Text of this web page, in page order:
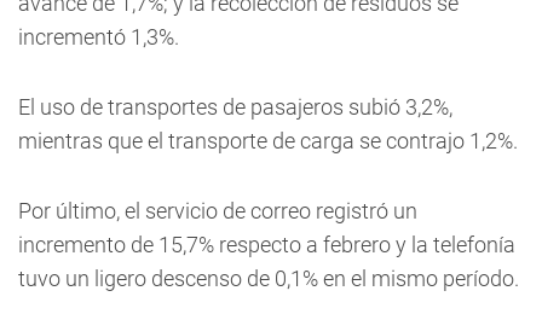
incrementó 1,3%.
El uso de transportes de pasajeros subió 3,2%,
mientras que el transporte de carga se contrajo 1,2%.
Por último, el servicio de correo registró un
incremento de 15,7% respecto a febrero y la telefonía
tuvo un ligero descenso de 0,1% en el mismo período.